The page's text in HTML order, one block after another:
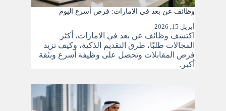
وظائف عن بعد في الامارات: فرص أسرع اليوم
أبريل 15, 2026
اكتشف وظائف عن بعد في الامارات، أكثر
المجالات طلبًا، طرق التقديم الذكية، وكيف تزيد
فرص المقابلات وتحصل على وظيفة أسرع وبثقة
أكبر.